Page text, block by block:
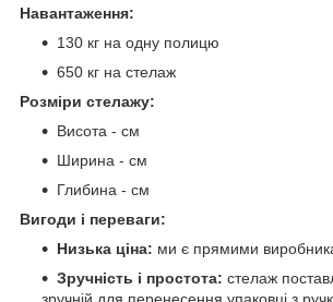
Навантаження:
130 кг на одну полицю
650 кг на стелаж
Розміри стелажу:
Висота - см
Ширина - см
Глибина - см
Вигоди і переваги:
Низька ціна: ми є прямими
Зручність і простота: стелаж